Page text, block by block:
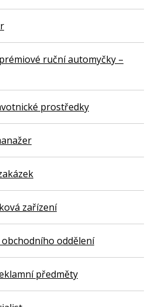
ruční automyčky –
prostředky
zařízení
oddělení
předměty